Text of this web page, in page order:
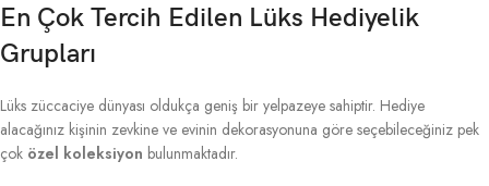
En Çok Tercih Edilen Lüks Hediyelik
Grupları
Lüks züccaciye dünyası oldukça geniş bir yelpazeye sahiptir. Hediye
alacağınız kişinin zevkine ve evinin dekorasyonuna göre seçebileceğiniz pek
çok özel koleksiyon bulunmaktadır.